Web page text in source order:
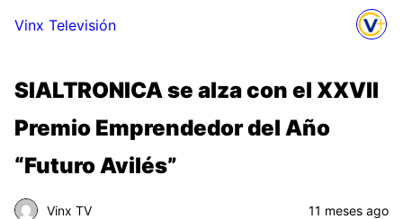
Vinx Televisión
SIALTRONICA se alza con el XXVII
Premio Emprendedor del Año
“Futuro Avilés”
Vinx TV 11 meses ago